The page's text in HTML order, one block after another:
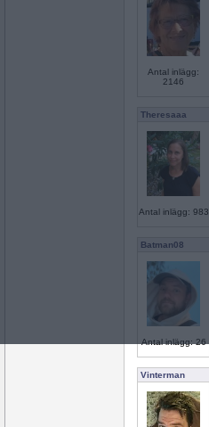
Antal inlägg:
2146
Theresaaa
Antal inlägg: 983
Batman08
Antal inlägg: 26
Vinterman